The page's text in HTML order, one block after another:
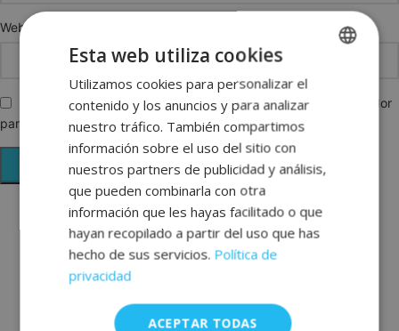
Web
Guarda mi nombre, correo electrónico y web en este navegador
para la próxima vez que comente.
SPANISH
ENGLISH
GERMAN
Esta web utiliza cookies
Utilizamos cookies para personalizar el
contenido y los anuncios y para analizar
nuestro tráfico. También compartimos
información sobre el uso del sitio con
nuestros partners de publicidad y análisis,
que pueden combinarla con otra
información que les hayas facilitado o que
hayan recopilado a partir del uso que has
hecho de sus servicios. Política de
privacidad
ACEPTAR TODAS